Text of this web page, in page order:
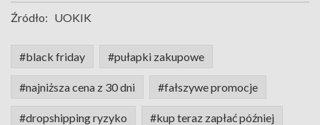
Źródło: UOKIK
#black friday #pułapki zakupowe
#najniższa cena z 30 dni #fałszywe promocje
#dropshipping ryzyko #kup teraz zapłać później